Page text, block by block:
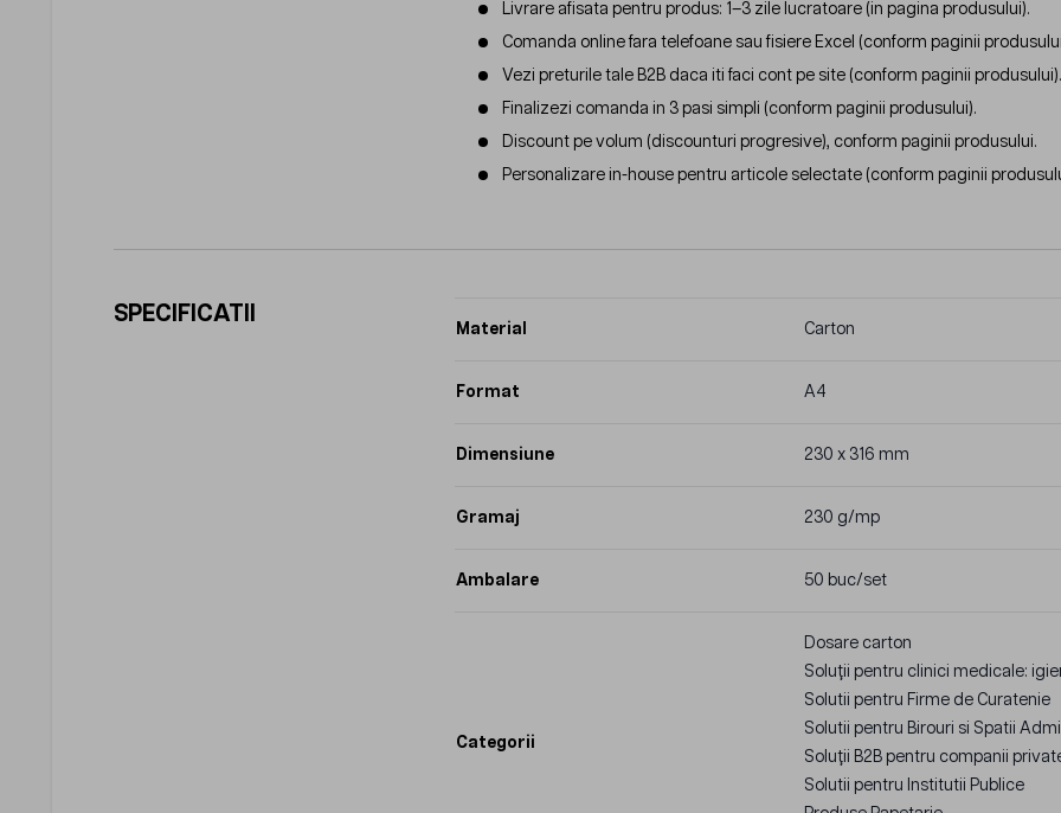
Livrare afisata pentru produs: 1–3 zile lucratoare (in pagina produsului).
Comanda online fara telefoane sau fisiere Excel (conform paginii
Vezi preturile tale B2B daca iti faci cont pe site (conform paginii produsului).
Finalizezi comanda in 3 pasi simpli (conform paginii produsului).
Discount pe volum (discounturi progresive), conform paginii produsului.
Personalizare in-house pentru articole selectate (conform paginii
SPECIFICATII
Material Carton
Format A4
Dimensiune 230 x 316 mm
Gramaj 230 g/mp
Ambalare 50 buc/set
Categorii
Dosare carton
Soluții pentru clinici medicale:
Solutii pentru Firme de Curatenie
Solutii pentru Birouri si Spatii
Soluții B2B pentru companii
Solutii pentru Institutii Publice